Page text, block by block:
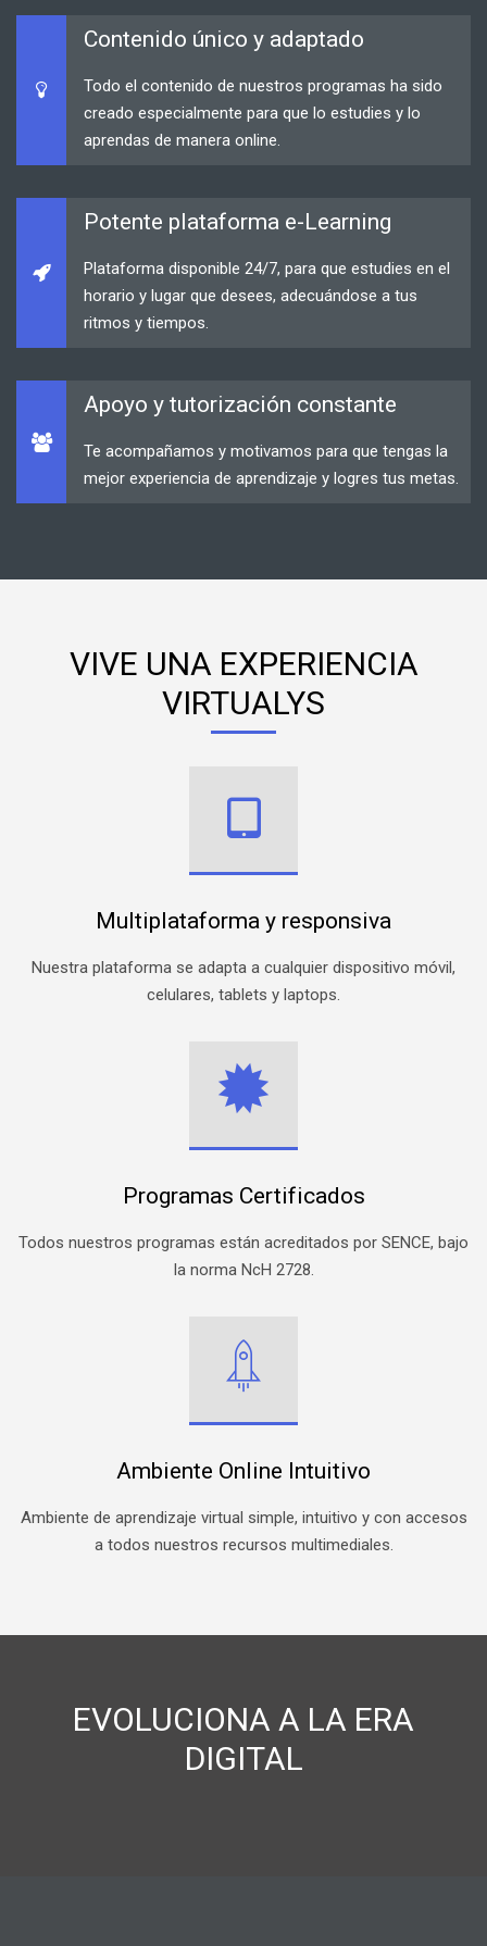
Contenido único y adaptado
Todo el contenido de nuestros programas ha sido
creado especialmente para que lo estudies y lo
aprendas de manera online.
Potente plataforma e-Learning
Plataforma disponible 24/7, para que estudies en el
horario y lugar que desees, adecuándose a tus
ritmos y tiempos.
Apoyo y tutorización constante
Te acompañamos y motivamos para que tengas la
mejor experiencia de aprendizaje y logres tus metas.
VIVE UNA EXPERIENCIA
VIRTUALYS
Multiplataforma y responsiva
Nuestra plataforma se adapta a cualquier dispositivo móvil,
celulares, tablets y laptops.
Programas Certificados
Todos nuestros programas están acreditados por SENCE, bajo
la norma NcH 2728.
Ambiente Online Intuitivo
Ambiente de aprendizaje virtual simple, intuitivo y con accesos
a todos nuestros recursos multimediales.
EVOLUCIONA A LA ERA
DIGITAL